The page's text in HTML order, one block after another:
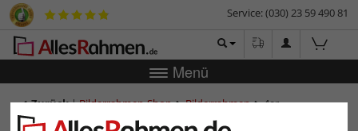
Service: (030) 23 59 490 81
Menü
Zurück|Bilderrahmen-Shop Bilderrahmen
4er
Galerierahmen Uppsala, 50x50 cm - 15x20 cm